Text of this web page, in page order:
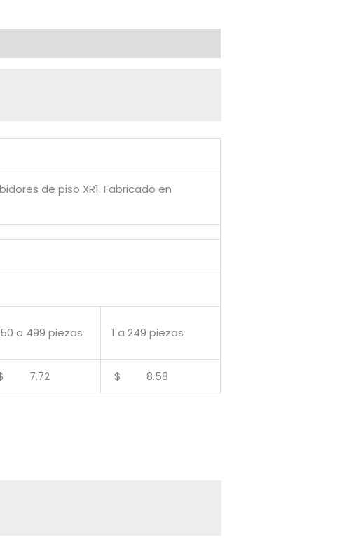
de piso XR1. Fabricado en
a 499 piezas 1 a 249 piezas
7.72 $ 8.58